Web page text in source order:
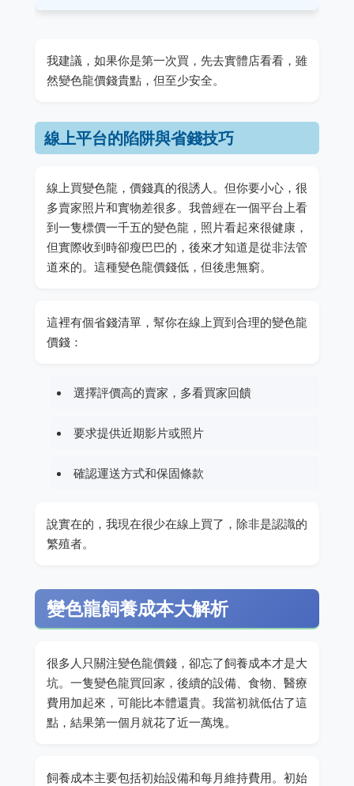
我建議，如果你是第一次買，先去實體店看看，雖
然變色龍價錢貴點，但至少安全。
線上平台的陷阱與省錢技巧
線上買變色龍，價錢真的很誘人。但你要小心，很
多賣家照片和實物差很多。我曾經在一個平台上看
到一隻標價一千五的變色龍，照片看起來很健康，
但實際收到時卻瘦巴巴的，後來才知道是從非法管
道來的。這種變色龍價錢低，但後患無窮。
這裡有個省錢清單，幫你在線上買到合理的變色龍
價錢：
選擇評價高的賣家，多看買家回饋
要求提供近期影片或照片
確認運送方式和保固條款
說實在的，我現在很少在線上買了，除非是認識的
繁殖者。
變色龍飼養成本大解析
很多人只關注變色龍價錢，卻忘了飼養成本才是大
坑。一隻變色龍買回家，後續的設備、食物、醫療
費用加起來，可能比本體還貴。我當初就低估了這
點，結果第一個月就花了近一萬塊。
飼養成本主要包括初始設備和每月維持費用。初始